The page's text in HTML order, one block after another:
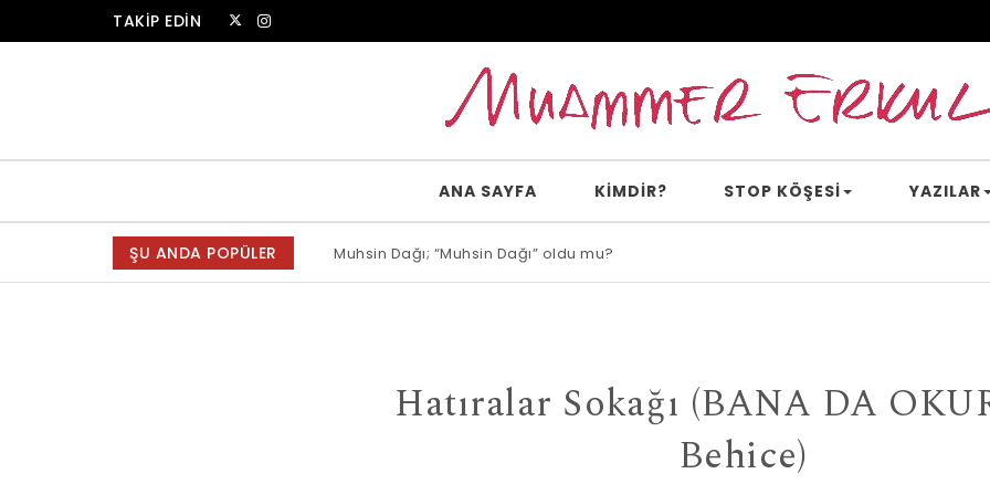
Skip to contentTAKİP EDİN
ANA SAYFA KİMDİR? STOP KÖŞESI YAZILAR
ŞU ANDA POPÜLER Muhsin Dağı; “Muhsin Dağı” oldu mu?
Hatıralar Sokağı (BANA DA
Behice)